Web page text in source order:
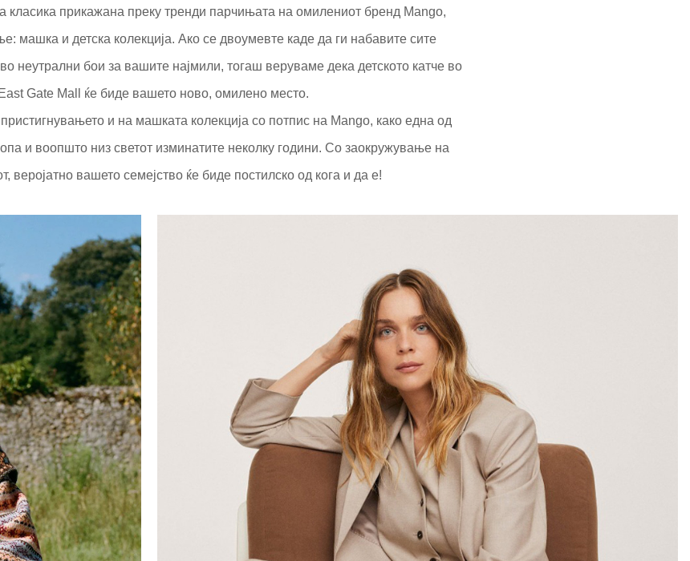
класика прикажана преку тренди парчињата на омилениот бренд Mango,
машка и детска колекција. Ако се двоумевте каде да ги набавите сите
неутрални бои за вашите најмили, тогаш веруваме дека детското катче во
Gate Mall ќе биде вашето ново, омилено место.
и на машката колекција со потпис на Mango, како една од
и воопшто низ светот изминатите неколку години. Со заокружување на
веројатно вашето семејство ќе биде постилско од кога и да е!